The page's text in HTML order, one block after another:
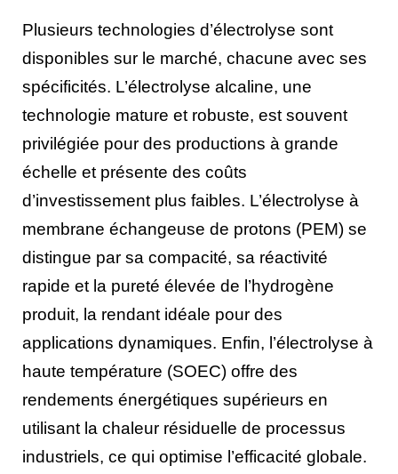
Plusieurs technologies d’électrolyse sont
disponibles sur le marché, chacune avec ses
spécificités. L’électrolyse alcaline, une
technologie mature et robuste, est souvent
privilégiée pour des productions à grande
échelle et présente des coûts
d’investissement plus faibles. L’électrolyse à
membrane échangeuse de protons (PEM) se
distingue par sa compacité, sa réactivité
rapide et la pureté élevée de l’hydrogène
produit, la rendant idéale pour des
applications dynamiques. Enfin, l’électrolyse à
haute température (SOEC) offre des
rendements énergétiques supérieurs en
utilisant la chaleur résiduelle de processus
industriels, ce qui optimise l’efficacité globale.